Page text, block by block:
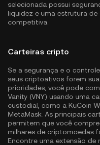
selecionada possui
liquidez e uma estrutura de
competitiva.
Carteiras cripto
Se a segurança e o
seus criptoativos forem
prioridades, você pode
Vanity (VNY) usando uma
custodial, como a KuCoin
MetaMask. As principais
permitem que você
milhares de criptomoedas
Encontre uma extensão de